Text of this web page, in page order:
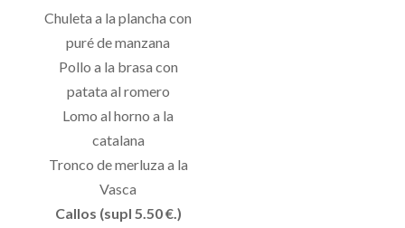
Chuleta a la plancha con
puré de manzana
Pollo a la brasa con
patata al romero
Lomo al horno a la
catalana
Tronco de merluza a la
Vasca
Callos (supl 5.50 €.)